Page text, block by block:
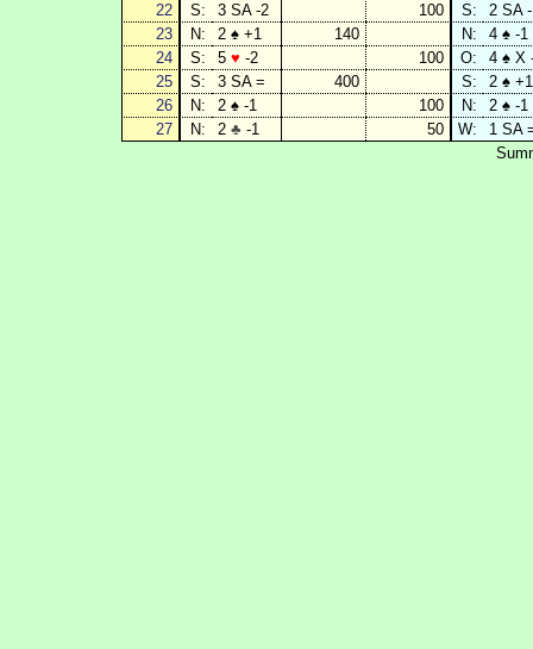
22
S: 3 SA -2 100 S:
2 SA
23
N: 2 ♠ +1 140 N:
4 ♠ -1
24
S: 5 ♥ -2 100 O:
4 ♠ X
25
S: 3 SA = 400 S:
2 ♠ +1
26
N: 2 ♠ -1 100 N:
2 ♠ -1
27
N: 2 ♣ -1 50 W:
1 SA